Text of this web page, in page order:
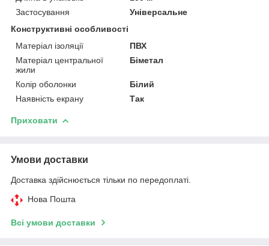
Застосування
Універсальне
Конструктивні особливості
Матеріал ізоляції
ПВХ
Матеріал центральної
жили
Біметал
Колір оболонки
Білий
Наявність екрану
Так
Приховати
Умови доставки
Доставка здійснюється тільки по передоплаті.
Нова Пошта
Всі умови доставки